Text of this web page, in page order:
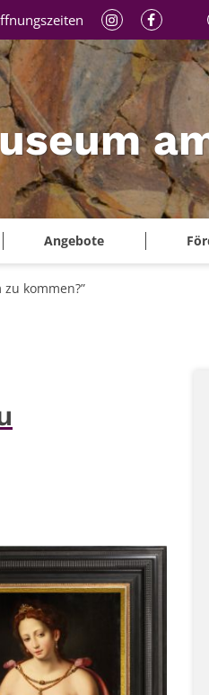
Angebote
kommen?”